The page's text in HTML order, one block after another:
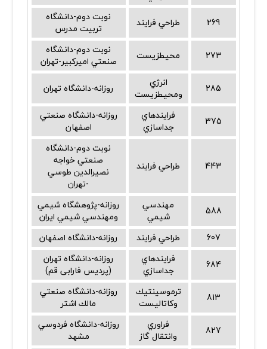
269
طراحي فرايند
نوبت دوم-دانشگاه
تربيت مدرس
273
محيطزيست
نوبت دوم-دانشگاه
صنعتي اميركبير-تهران
285
انرژي
ومحيطزيست
روزانه-دانشگاه تهران
375
فرايندهاي
جداسازي
روزانه-دانشگاه صنعتي
اصفهان
443 طراحي فرايند
نوبت دوم-دانشگاه
صنعتي خواجه
نصيرالدين طوسي
-تهران
588
مهندسي
شيمي
روزانه-پژوهشگاه شيمي
ومهندسي شيمي ايران
607
طراحي فرايند
روزانه-دانشگاه اصفهان
684
فرايندهاي
جداسازي
روزانه-دانشگاه تهران
(پردیس فارابی قم)
813
ترموسينتيك
وكاتاليست
روزانه-دانشگاه صنعتي
مالك اشتر
827
فراوري
وانتقال گاز
روزانه-دانشگاه فردوسي
مشهد